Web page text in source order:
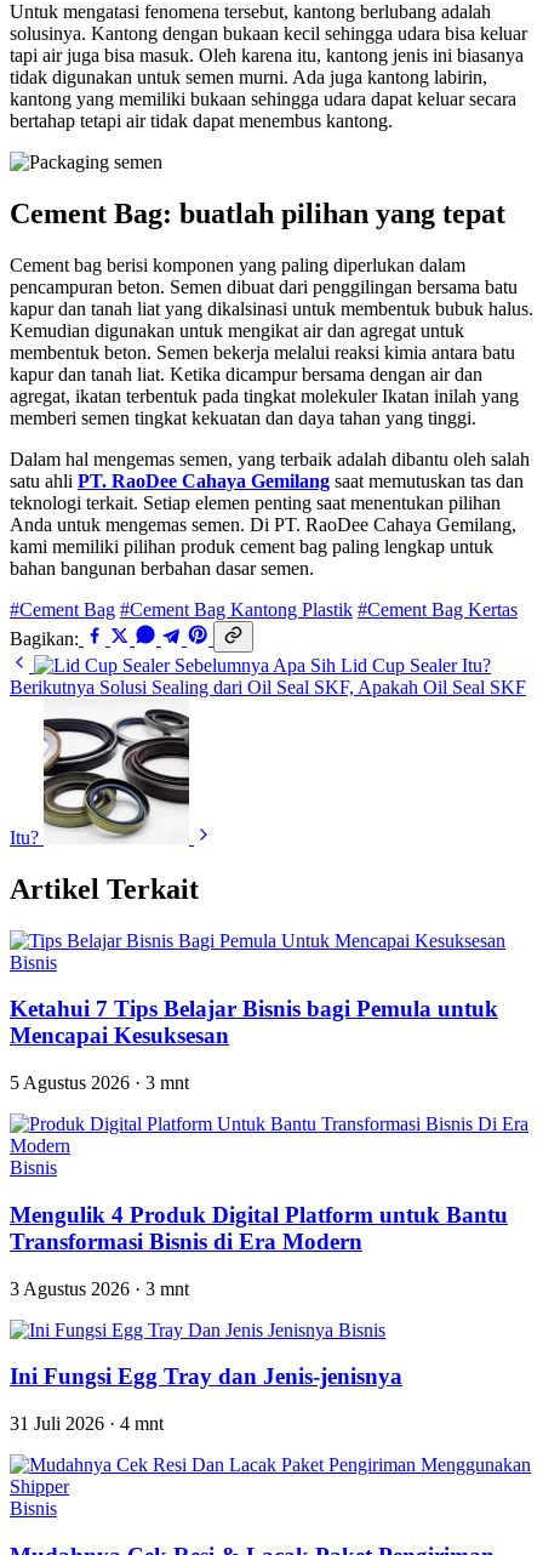
Untuk mengatasi fenomena tersebut, kantong berlubang adalah
solusinya. Kantong dengan bukaan kecil sehingga udara bisa keluar
tapi air juga bisa masuk. Oleh karena itu, kantong jenis ini biasanya
tidak digunakan untuk semen murni. Ada juga kantong labirin,
kantong yang memiliki bukaan sehingga udara dapat keluar secara
bertahap tetapi air tidak dapat menembus kantong.
Cement Bag: buatlah pilihan yang tepat
Cement bag berisi komponen yang paling diperlukan dalam
pencampuran beton. Semen dibuat dari penggilingan bersama batu
kapur dan tanah liat yang dikalsinasi untuk membentuk bubuk halus.
Kemudian digunakan untuk mengikat air dan agregat untuk
membentuk beton. Semen bekerja melalui reaksi kimia antara batu
kapur dan tanah liat. Ketika dicampur bersama dengan air dan
agregat, ikatan terbentuk pada tingkat molekuler Ikatan inilah yang
memberi semen tingkat kekuatan dan daya tahan yang tinggi.
Dalam hal mengemas semen, yang terbaik adalah dibantu oleh salah
satu ahli PT. RaoDee Cahaya Gemilang saat memutuskan tas dan
teknologi terkait. Setiap elemen penting saat menentukan pilihan
Anda untuk mengemas semen. Di PT. RaoDee Cahaya Gemilang,
kami memiliki pilihan produk cement bag paling lengkap untuk
bahan bangunan berbahan dasar semen.
#Cement Bag #Cement Bag Kantong Plastik #Cement Bag Kertas
Bagikan:
Sebelumnya Apa Sih Lid Cup Sealer Itu?
Berikutnya Solusi Sealing dari Oil Seal SKF, Apakah Oil Seal SKF
Itu?
Artikel Terkait
Bisnis
Ketahui 7 Tips Belajar Bisnis bagi Pemula untuk
Mencapai Kesuksesan
5 Agustus 2026 · 3 mnt
Bisnis
Mengulik 4 Produk Digital Platform untuk Bantu
Transformasi Bisnis di Era Modern
3 Agustus 2026 · 3 mnt
Bisnis
Ini Fungsi Egg Tray dan Jenis-jenisnya
31 Juli 2026 · 4 mnt
Bisnis